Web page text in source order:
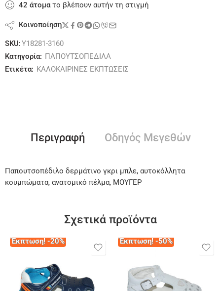
42 άτοματο βλέπουν αυτήν τη στιγμή
Κοινοποίηση
SKU:Y18281-3160
Κατηγορία: ΠΑΠΟΥΤΣΟΠΕΔΙΛΑ
Ετικέτα: ΚΑΛΟΚΑΙΡΙΝΕΣ ΕΚΠΤΩΣΕΙΣ
Περιγραφή Οδηγός Μεγεθών
Παπουτσοπέδιλο δερμάτινο γκρι μπλε, αυτοκόλλητα
κουμπώματα, ανατομικό πέλμα, ΜΟΥΓΕΡ
Σχετικά προϊόντα
Έκπτωση! -20% Έκπτωση! -50%